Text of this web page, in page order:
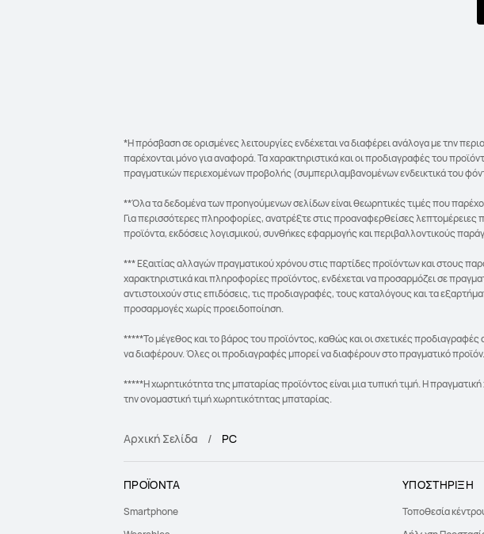
*Η πρόσβαση σε ορισμένες λειτουργίες ενδέχεται να διαφέρει ανάλογα με την
παρέχονται μόνο για αναφορά. Τα χαρακτηριστικά και οι προδιαγραφές του
πραγματικών περιεχομένων προβολής (συμπεριλαμβανομένων ενδεικτικά του
**Όλα τα δεδομένα των προηγούμενων σελίδων είναι θεωρητικές τιμές που
Για περισσότερες πληροφορίες, ανατρέξτε στις προαναφερθείσες
προϊόντα, εκδόσεις λογισμικού, συνθήκες εφαρμογής και περιβαλλοντικούς
*** Εξαιτίας αλλαγών πραγματικού χρόνου στις παρτίδες προϊόντων και στους
χαρακτηριστικά και πληροφορίες προϊόντος, ενδέχεται να προσαρμόζει σε
αντιστοιχούν στις επιδόσεις, τις προδιαγραφές, τους καταλόγους και τα
προσαρμογές χωρίς προειδοποίηση.
*****Το μέγεθος και το βάρος του προϊόντος, καθώς και οι σχετικές
να διαφέρουν. Όλες οι προδιαγραφές μπορεί να διαφέρουν στο πραγματικό προϊόν.
*****Η χωρητικότητα της μπαταρίας προϊόντος είναι μια τυπική τιμή. Η
την ονομαστική τιμή χωρητικότητας μπαταρίας.
Αρχική Σελίδα PC
ΠΡΟΪΟΝΤΑ
Smartphone
ΥΠΟΣΤΗΡΙΞΗ
Τοποθεσία